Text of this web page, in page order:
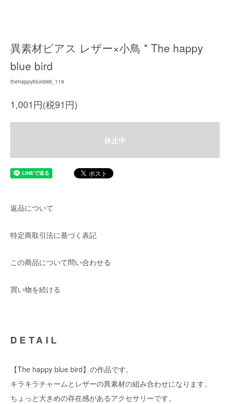
異素材ピアス レザー×小鳥 * The happy
blue bird
thehappybluebird_119
1,001円(税91円)
休止中
返品について
特定商取引法に基づく表記
この商品について問い合わせる
買い物を続ける
DETAIL
【The happy blue bird】の作品です。
キラキラチャームとレザーの異素材の組み合わせになります。
ちょっと大きめの存在感があるアクセサリーです。